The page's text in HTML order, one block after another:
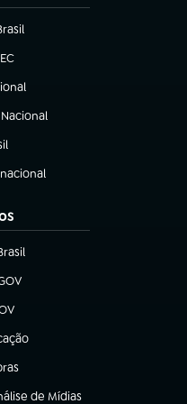
aba)
nova aba)
aba)
nova aba)
aba)
aba)
aba)
nova aba)
aba)
aba)
de Mídias